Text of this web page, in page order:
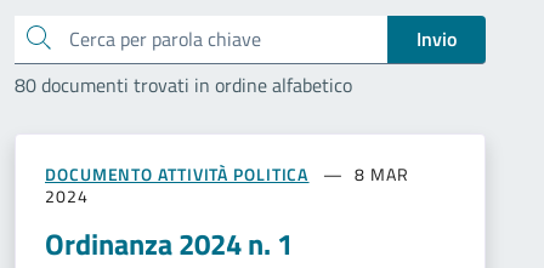
Cerca
Invio
80 documenti trovati in ordine alfabetico
DOCUMENTO ATTIVITÀ POLITICA
8 MAR
2024
Ordinanza 2024 n. 1